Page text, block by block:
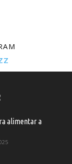
alimentar a